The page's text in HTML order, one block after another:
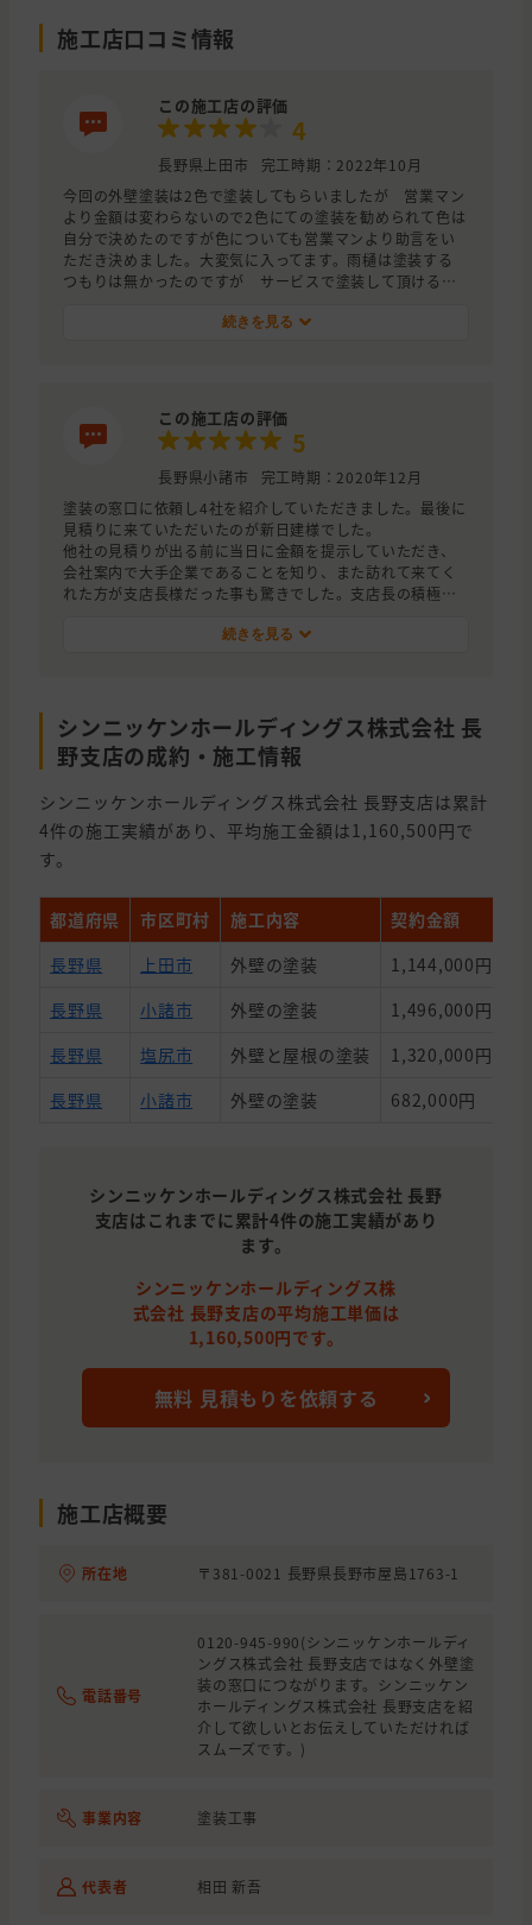
施工店口コミ情報
この施工店の評価
4
長野県上田市
完工時期：2022年10月
今回の外壁塗装は2色で塗装してもらいましたが 営業マン
より金額は変わらないので2色にての塗装を勧められて色は
自分で決めたのですが色についても営業マンより助言をい
ただき決めました。大変気に入ってます。雨樋は塗装する
つもりは無かったのですが サービスで塗装して頂けると
ております。営業マンの方が気さくで何でも話せる方で
続きを見る
この施工店の評価
5
長野県小諸市
完工時期：2020年12月
塗装の窓口に依頼し4社を紹介していただきました。最後に
見積りに来ていただいたのが新日建様でした。
他社の見積りが出る前に当日に金額を提示していただき、
会社案内で大手企業であることを知り、また訪れて来てく
れた方が支店長様だった事も驚きでした。支店長の積極的
続きを見る
シンニッケンホールディングス株式会社 長
野支店の成約・施工情報
シンニッケンホールディングス株式会社 長野支店は累計
4件の施工実績があり、平均施工金額は1,160,500円で
す。
都道府県 市区町村 施工内容 契約金額
長野県
上田市 外壁の塗装 1,144,000円
長野県
小諸市 外壁の塗装 1,496,000円
長野県
塩尻市 外壁と屋根の塗装 1,320,000円
長野県
小諸市 外壁の塗装 682,000円
シンニッケンホールディングス株式会社 長野
支店はこれまでに累計4件の施工実績があり
ます。
シンニッケンホールディングス株
式会社 長野支店の平均施工単価は
1,160,500円です。
無料 見積もりを依頼する
施工店概要
所在地 〒381-0021 長野県長野市屋島1763-1
電話番号
0120-945-990(シンニッケンホールディ
ングス株式会社 長野支店ではなく外壁塗
装の窓口につながります。シンニッケン
ホールディングス株式会社 長野支店を紹
介して欲しいとお伝えしていただければ
スムーズです。)
事業内容 塗装工事
代表者 相田 新吾